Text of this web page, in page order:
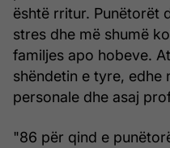
është rritur. Punëtorët
stres dhe më shumë
familjes apo hobeve.
shëndetin e tyre, edhe
personale dhe asaj
"86 për qind e